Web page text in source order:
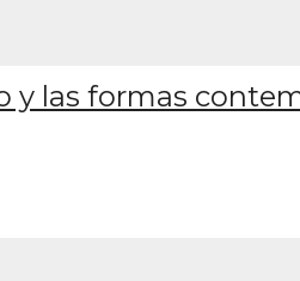
y las formas